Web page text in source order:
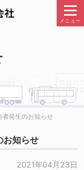
メニュー
者発生のお知らせ
お知らせ
2021年04月23日